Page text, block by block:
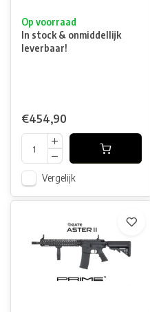
Op voorraad
In stock & onmiddellijk
leverbaar!
€454,90
Vergelijk